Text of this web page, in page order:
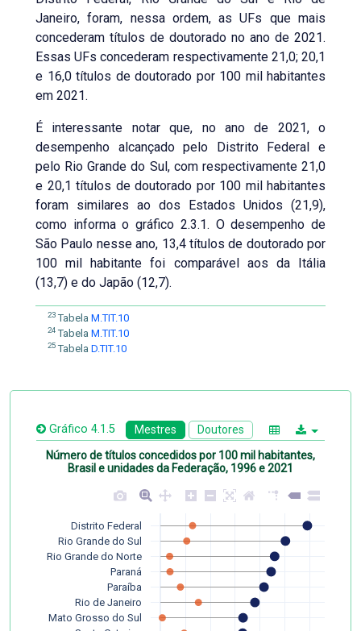
Janeiro, foram, nessa ordem, as UFs que mais
concederam títulos de doutorado no ano de 2021.
Essas UFs concederam respectivamente 21,0; 20,1
e 16,0 títulos de doutorado por 100 mil habitantes
em 2021.
É interessante notar que, no ano de 2021, o
desempenho alcançado pelo Distrito Federal e
pelo Rio Grande do Sul, com respectivamente 21,0
e 20,1 títulos de doutorado por 100 mil habitantes
foram similares ao dos Estados Unidos (21,9),
como informa o gráfico 2.3.1. O desempenho de
São Paulo nesse ano, 13,4 títulos de doutorado por
100 mil habitante foi comparável aos da Itália
(13,7) e do Japão (12,7).
23Tabela M.TIT.10
24Tabela M.TIT.10
25Tabela D.TIT.10
Gráfico 4.1.5 Mestres Doutores
Número de títulos concedidos por 100 mil habitantes,
Brasil e unidades da Federação, 1996 e 2021
Mato Grosso do Sul
Rio de Janeiro
Paraíba
Paraná
Rio Grande do Norte
Rio Grande do Sul
Distrito Federal